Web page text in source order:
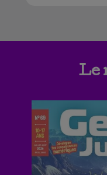
Le